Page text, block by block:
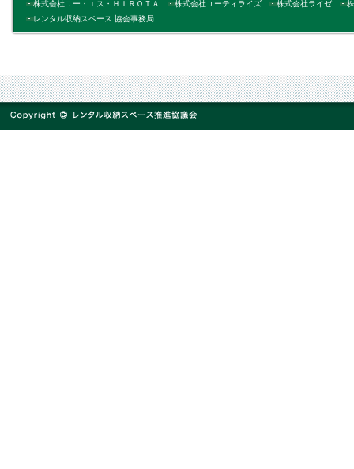
株式会社ユー・エス・ＨＩＲＯＴＡ 株式会社ユーティライズ 株式会社ライゼ
レンタル収納スペース 協会事務局